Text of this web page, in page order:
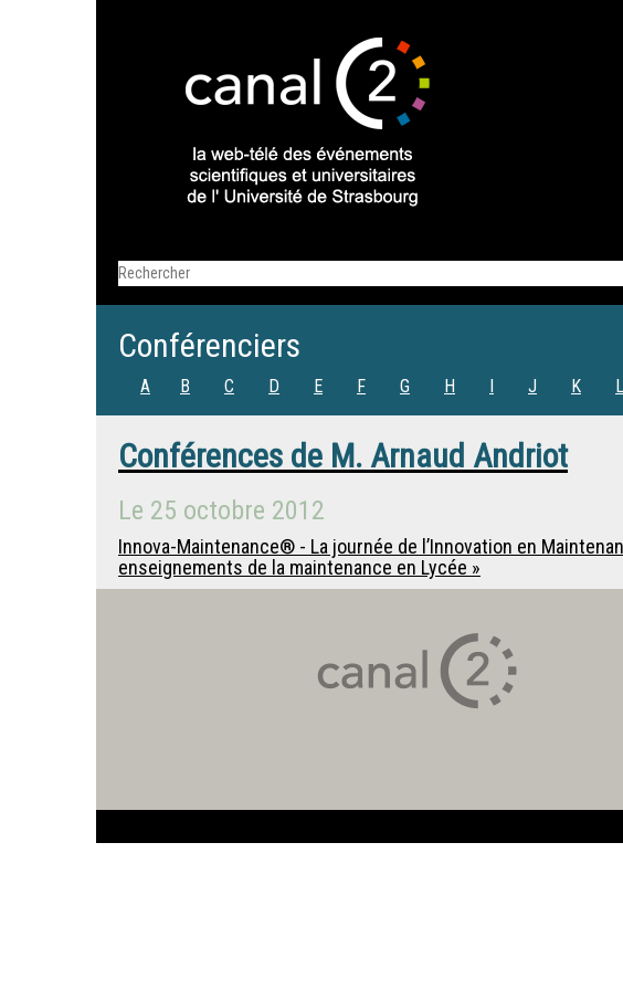
Conférenciers
A B C D E F G H I J K L
Conférences de M. Arnaud Andriot
Le 25 octobre 2012
Innova-Maintenance® - La journée de l’Innovation en
enseignements de la maintenance en Lycée »